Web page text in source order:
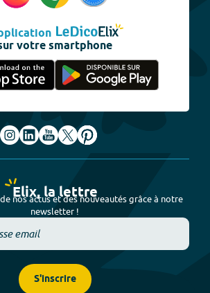
votre smartphone
Elix, la lettre
nos actus et des nouveautés grâce à notre
newsletter !
S'inscrire